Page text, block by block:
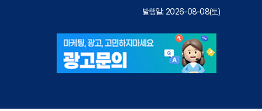
발행일: 2026-08-08(토)